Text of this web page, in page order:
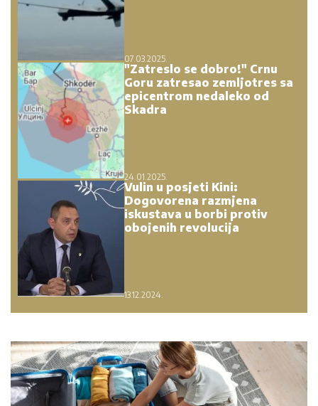
07.03.2025.
"Zatreslo se dobro!" Crnu
Goru zatresao zemljotres sa
epicentrom nedaleko od
Skadra
24.01.2025.
Vulin u posjeti Kini:
Dogovorena razmjena
iskustava u borbi protiv
obojenih revolucija
13.12.2024.